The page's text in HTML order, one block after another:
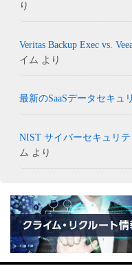
り
Veritas Backup Exec vs.
イム より
最新のSaaSデータセキュ
NIST サイバーセキュリ
ム より